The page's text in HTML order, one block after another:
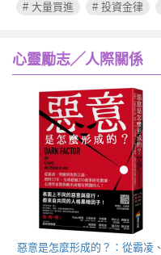
# 大量買進
# 投資金律
心靈勵志╱人際關係
惡意是怎麼形成的？：從霸凌、